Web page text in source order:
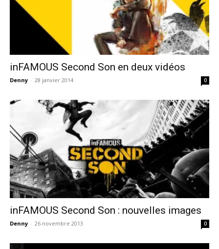
inFAMOUS Second Son en deux vidéos
Denny - 28 janvier 2014 0
inFAMOUS Second Son : nouvelles images
Denny - 26 novembre 2013 0